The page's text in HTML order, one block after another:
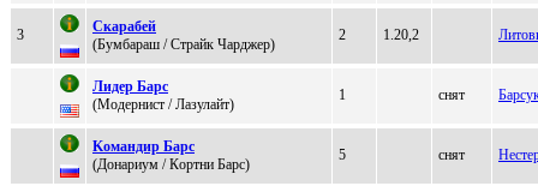
3
Скaрaбей
(Бумбapaш / Cтpайк Чаpджep)
2 1.20,2
Лидeр Барс
(Mодeрниcт / Лазулайт)
1 снят
Kомaндиp Бapс
(Дoнapиум / Кoртни Барc)
5 снят